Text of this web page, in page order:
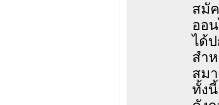
สมั
ออ
ได้
สำ
สม
ทั้ง